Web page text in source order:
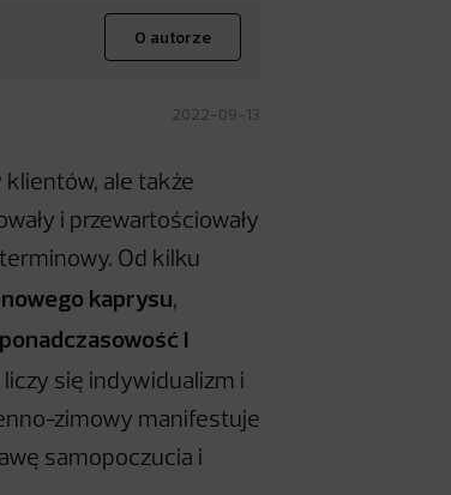
O autorze
2022-09-13
ale także
i przewartościowały
Od kilku
kaprysu,
i
się indywidualizm i
zimowy manifestuje
samopoczucia i